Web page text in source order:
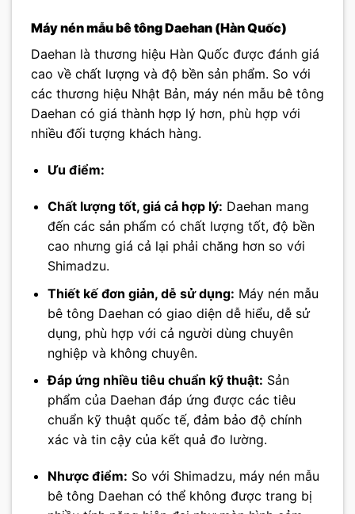
Máy nén mẫu bê tông Daehan (Hàn Quốc)
Daehan là thương hiệu Hàn Quốc được đánh giá
cao về chất lượng và độ bền sản phẩm. So với
các thương hiệu Nhật Bản, máy nén mẫu bê tông
Daehan có giá thành hợp lý hơn, phù hợp với
nhiều đối tượng khách hàng.
Ưu điểm:
Chất lượng tốt, giá cả hợp lý: Daehan mang
đến các sản phẩm có chất lượng tốt, độ bền
cao nhưng giá cả lại phải chăng hơn so với
Shimadzu.
Thiết kế đơn giản, dễ sử dụng: Máy nén mẫu
bê tông Daehan có giao diện dễ hiểu, dễ sử
dụng, phù hợp với cả người dùng chuyên
nghiệp và không chuyên.
Đáp ứng nhiều tiêu chuẩn kỹ thuật: Sản
phẩm của Daehan đáp ứng được các tiêu
chuẩn kỹ thuật quốc tế, đảm bảo độ chính
xác và tin cậy của kết quả đo lường.
Nhược điểm: So với Shimadzu, máy nén mẫu
bê tông Daehan có thể không được trang bị